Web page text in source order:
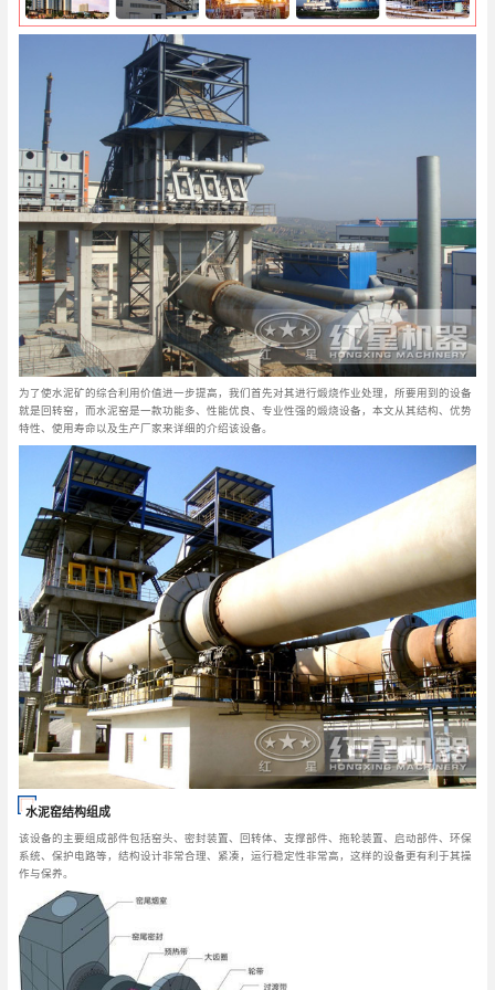
为了使水泥矿的综合利用价值进一步提高，我们首先对其进行煅烧作业处理，所要用到的设备
就是回转窑，而水泥窑是一款功能多、性能优良、专业性强的煅烧设备，本文从其结构、优势
特性、使用寿命以及生产厂家来详细的介绍该设备。
水泥窑结构组成
该设备的主要组成部件包括窑头、密封装置、回转体、支撑部件、拖轮装置、启动部件、环保
系统、保护电路等，结构设计非常合理、紧凑，运行稳定性非常高，这样的设备更有利于其操
作与保养。